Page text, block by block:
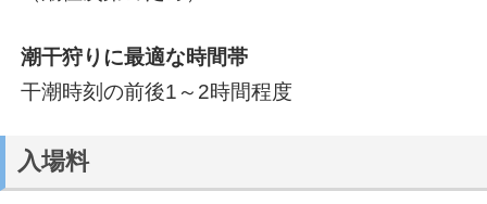
潮干狩りに最適な時間帯
干潮時刻の前後1～2時間程度
入場料